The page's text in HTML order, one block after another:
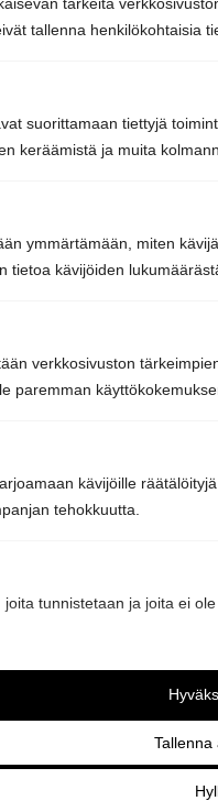
tallenna henkilökohtaisia
suorittamaan tiettyjä
keräämistä ja muita
ymmärtämään, miten
tietoa kävijöiden
verkkosivuston
paremman
kävijöille
tehokkuutta.
tunnistetaan ja joita ei
Tallenna
040 3470 220
Avoinna arkisin 9–16
(Kannus-Talon
info@sunsauna.fi